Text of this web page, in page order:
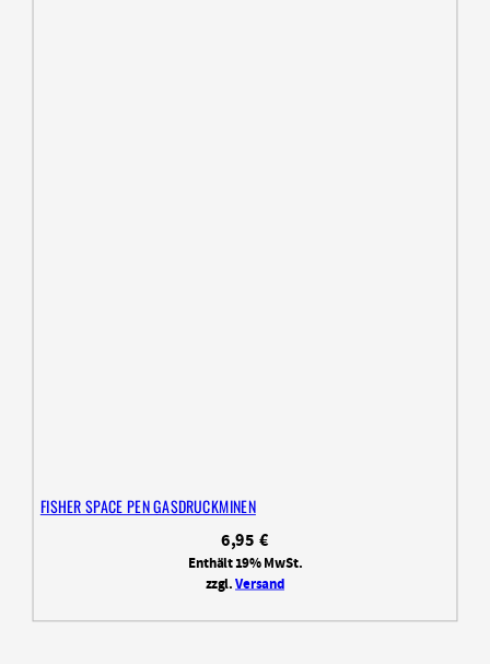
FISHER SPACE PEN GASDRUCKMINEN
6,95€
Enthält 19% MwSt.
zzgl.Versand